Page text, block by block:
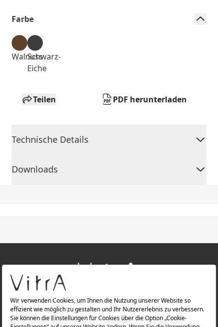
Farbe
WalnussSchwarz-
Eiche
Teilen PDF herunterladen
Technische Details
Downloads